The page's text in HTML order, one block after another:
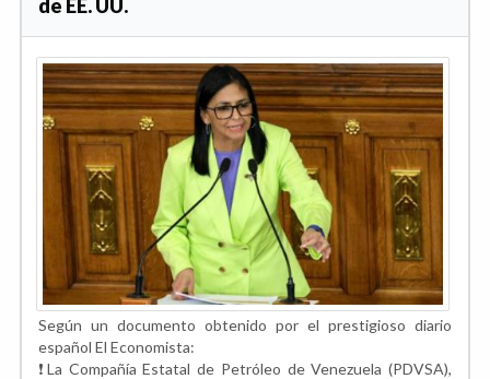
de EE. UU.
Según un documento obtenido por el prestigioso diario
español El Economista:
❗️La Compañía Estatal de Petróleo de Venezuela (PDVSA),